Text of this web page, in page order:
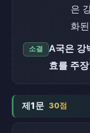
은
화
소결
A국은 강
효를 주
제1문 30점